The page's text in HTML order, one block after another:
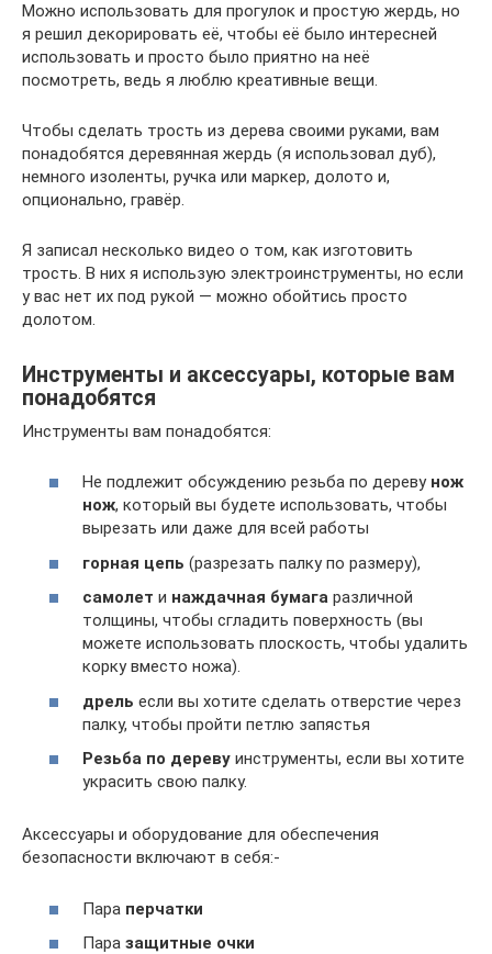
Можно использовать для прогулок и простую жердь, но
я решил декорировать её, чтобы её было интересней
использовать и просто было приятно на неё
посмотреть, ведь я люблю креативные вещи.
Чтобы сделать трость из дерева своими руками, вам
понадобятся деревянная жердь (я использовал дуб),
немного изоленты, ручка или маркер, долото и,
опционально, гравёр.
Я записал несколько видео о том, как изготовить
трость. В них я использую электроинструменты, но если
у вас нет их под рукой — можно обойтись просто
долотом.
Инструменты и аксессуары, которые вам
понадобятся
Инструменты вам понадобятся:
Не подлежит обсуждению резьба по дереву нож
нож, который вы будете использовать, чтобы
вырезать или даже для всей работы
горная цепь (разрезать палку по размеру),
самолет и наждачная бумага различной
толщины, чтобы сгладить поверхность (вы
можете использовать плоскость, чтобы удалить
корку вместо ножа).
дрель если вы хотите сделать отверстие через
палку, чтобы пройти петлю запястья
Резьба по дереву инструменты, если вы хотите
украсить свою палку.
Аксессуары и оборудование для обеспечения
безопасности включают в себя:-
Пара перчатки
Пара защитные очки